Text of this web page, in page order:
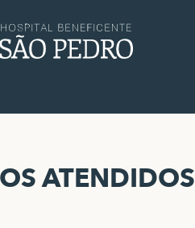
ATENDIDOS